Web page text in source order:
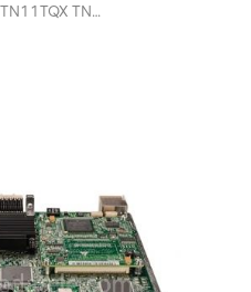
لوحة معالجة خدمة رافد هواوي TQX TN11TQX TN52TQX TN53TQX TN55TQX TN5M5TQX 4x10 Gbit/s OSN6800 OSN8800 DWDM